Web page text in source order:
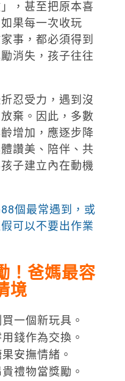
，甚至把原本喜
果每一次收玩
事，都必須得到
消失，孩子往往
忍受力，遇到沒
棄。因此，多數
增加，應逐步降
讚美、陪伴、共
子建立內在動機
個最常遇到，或
可以不要出作業
！爸媽最容
境
一個新玩具。
錢作為交換。
安撫情緒。
禮物當獎勵。